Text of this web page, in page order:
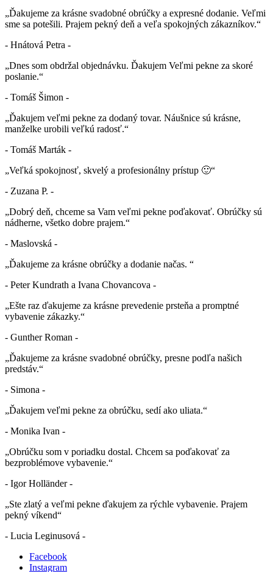
„Ďakujeme za krásne svadobné obrúčky a expresné dodanie. Veľmi
sme sa potešili. Prajem pekný deň a veľa spokojných zákazníkov.“
- Hnátová Petra -
„Dnes som obdržal objednávku. Ďakujem Veľmi pekne za skoré
poslanie.“
- Tomáš Šimon -
„Ďakujem veľmi pekne za dodaný tovar. Náušnice sú krásne,
manželke urobili veľkú radosť.“
- Tomáš Marták -
„Veľká spokojnosť, skvelý a profesionálny prístup 🙂“
- Zuzana P. -
„Dobrý deň, chceme sa Vam veľmi pekne poďakovať. Obrúčky sú
nádherne, všetko dobre prajem.“
- Maslovská -
„Ďakujeme za krásne obrúčky a dodanie načas. “
- Peter Kundrath a Ivana Chovancova -
„Ešte raz ďakujeme za krásne prevedenie prsteňa a promptné
vybavenie zákazky.“
- Gunther Roman -
„Ďakujeme za krásne svadobné obrúčky, presne podľa našich
predstáv.“
- Simona -
„Ďakujem veľmi pekne za obrúčku, sedí ako uliata.“
- Monika Ivan -
„Obrúčku som v poriadku dostal. Chcem sa poďakovať za
bezproblémove vybavenie.“
- Igor Holländer -
„Ste zlatý a veľmi pekne ďakujem za rýchle vybavenie. Prajem
pekný víkend“
- Lucia Leginusová -
Facebook
Instagram